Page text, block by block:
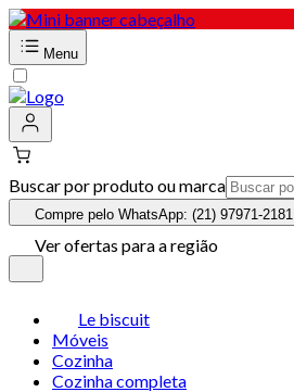
Menu
Buscar por produto ou marca
Compre pelo WhatsApp: (21) 97971-2181
Ver ofertas para a região
Le biscuit
Móveis
Cozinha
Cozinha completa